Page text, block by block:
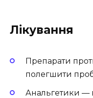
Лікування
Препарати
полегшити
Анальгетики —